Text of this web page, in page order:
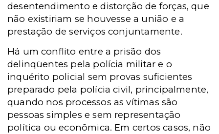
desentendimento e distorção de forças, que
não existiriam se houvesse a união e a
prestação de serviços conjuntamente.
Há um conflito entre a prisão dos
delinqüentes pela polícia militar e o
inquérito policial sem provas suficientes
preparado pela polícia civil, principalmente,
quando nos processos as vítimas são
pessoas simples e sem representação
política ou econômica. Em certos casos, não